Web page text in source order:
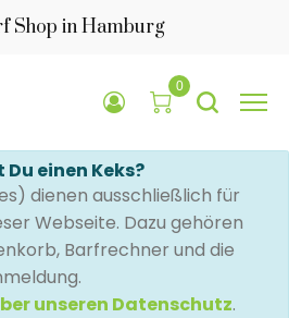
Shop in Hamburg
0
einen Keks?
dienen ausschließlich für
Webseite. Dazu gehören
Barfrechner und die
unseren Datenschutz.